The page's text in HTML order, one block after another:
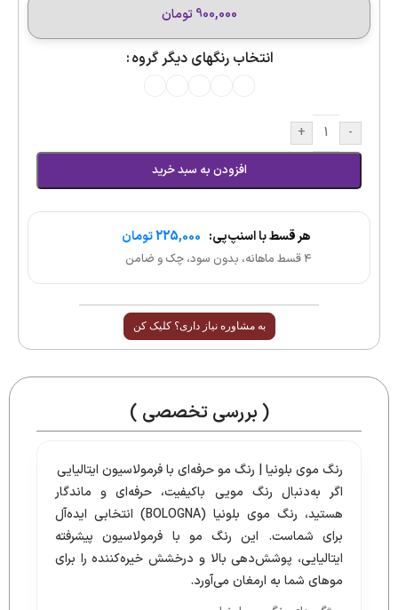
900,000 تومان
انتخاب رنگهای دیگر گروه
-
+
افزودن به سبد خرید
هر قسط با اسنپ‌پی: 225,000 تومان
۴ قسط ماهانه، بدون سود، چک و ضامن
به مشاوره نیاز داری؟ کلیک کن
( بررسی تخصصی )
رنگ موی بلونیا | رنگ مو حرفه‌ای با فرمولاسیون ایتالیایی
اگر به‌دنبال رنگ مویی باکیفیت، حرفه‌ای و ماندگار
هستید، رنگ موی بلونیا (BOLOGNA) انتخابی ایده‌آل
برای شماست. این رنگ مو با فرمولاسیون پیشرفته
ایتالیایی، پوشش‌دهی بالا و درخشش خیره‌کننده را برای
موهای شما به ارمغان می‌آورد.